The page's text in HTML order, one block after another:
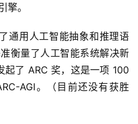
擎。
通用人工智能抽象和推理语
衡量了人工智能系统解决新
起了 ARC 奖，这是一项 100
AGI。（目前还没有获胜